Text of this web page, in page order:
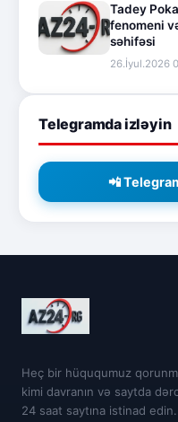
Tadey
fenomeni
səhifəsi
26.İyul.2026
Telegramda izləyin
📲
Heç bir hüququmuz
kimi davranın və saytda
24 saat saytına istinad edin.